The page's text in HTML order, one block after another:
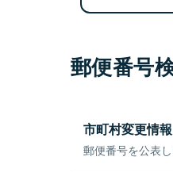
郵便番号
市町村変更情報
郵便番号を公表